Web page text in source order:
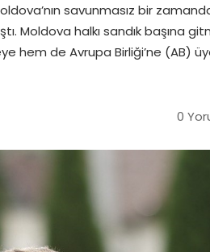
savunmasız bir
Moldova halkı sandık başına
hem de Avrupa Birliği’ne (AB)
0